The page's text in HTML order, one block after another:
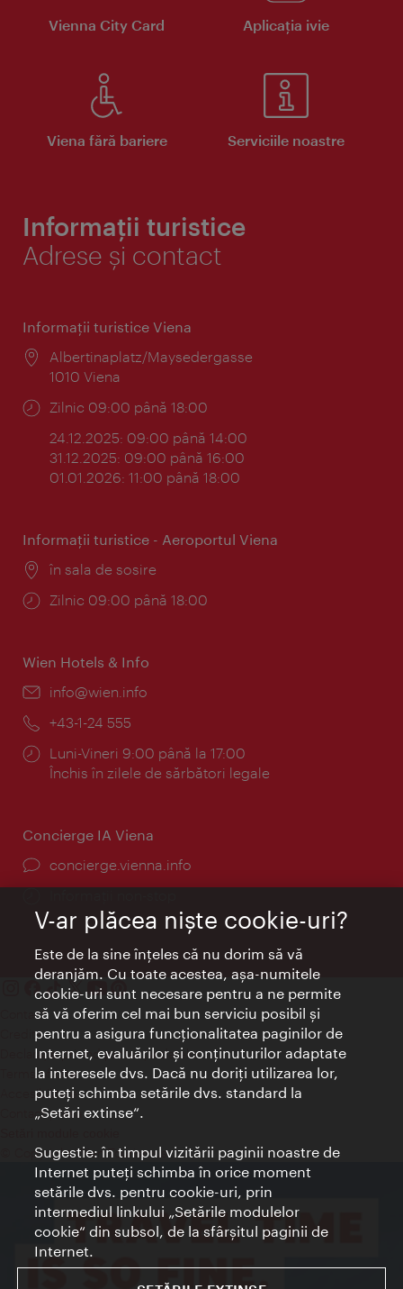
Vienna City Card Aplicaţia ivie
Viena fără bariere Serviciile noastre
Informații turistice
Adrese și contact
Informaţii turistice Viena
Locul:
Albertinaplatz/Maysedergasse
1010 Viena
Program:
Zilnic 09:00 până 18:00
24.12.2025: 09:00 până 14:00
31.12.2025: 09:00 până 16:00
01.01.2026: 11:00 până 18:00
Informaţii turistice - Aeroportul Viena
Locul:
în sala de sosire
Program:
Zilnic 09:00 până 18:00
Wien Hotels & Info
E-
info@wien.info
Telefon:
+43-1-24 555
Program:
Luni-Vineri 9:00 până la 17:00
Închis în zilele de sărbători legale
Concierge IA Viena
concierge.vienna.info
Contact
Credits
Declaraţie privind protecţia datelor
Terms of Use
Accesibilitate
Contact presa
© Copyright Wien Tourismus
V-ar plăcea nişte cookie-uri?
Este de la sine înţeles că nu dorim să vă
deranjăm. Cu toate acestea, aşa-numitele
cookie-uri sunt necesare pentru a ne permite
să vă oferim cel mai bun serviciu posibil şi
pentru a asigura funcţionalitatea paginilor de
Internet, evaluărilor şi conţinuturilor adaptate
la interesele dvs. Dacă nu doriţi utilizarea lor,
puteţi schimba setările dvs. standard la
„Setări extinse“.
Sugestie: în timpul vizitării paginii noastre de
Internet puteţi schimba în orice moment
setările dvs. pentru cookie-uri, prin
intermediul linkului „Setările modulelor
cookie“ din subsol, de la sfârşitul paginii de
Internet.